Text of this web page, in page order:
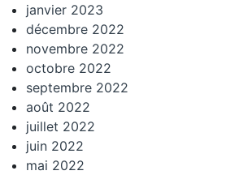
janvier 2023
décembre 2022
novembre 2022
octobre 2022
septembre 2022
août 2022
juillet 2022
juin 2022
mai 2022